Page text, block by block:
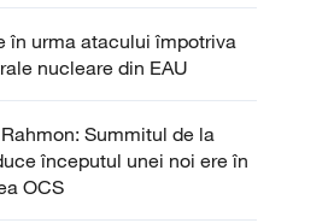
în urma atacului împotriva
nucleare din EAU
Summitul de la
începutul unei noi ere în
OCS